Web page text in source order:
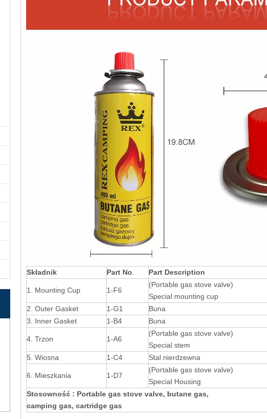
Składnik Part No Part Description
1. Mounting Cup 1-F6
(Portable gas stove valve)
Special mounting cup
2. Outer Gasket
1-G1
Buna
3. Inner Gasket
1-B4 Buna
4. Trzon 1-A6
(Portable gas stove valve)
Special stem
5. Wiosna
1-C4 Stal nierdzewna
6. Mieszkania 1-D7
(Portable gas stove valve)
Special Housing
Stosowność : Portable gas stove valve, butane gas,
camping gas, cartridge gas